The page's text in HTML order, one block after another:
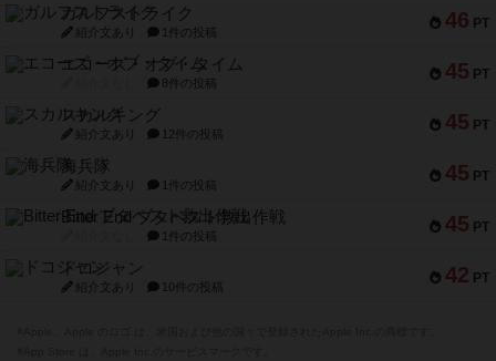
46 PT
ガルフストライク
紹介文あり 1件の投稿
45 PT
エコーズ・オブ・タイム
8件の投稿
45 PT
スカルキング
紹介文あり 12件の投稿
45 PT
海兵隊
紹介文あり 1件の投稿
45 PT
Bitter End ブタペスト救出作戦
1件の投稿
42 PT
ドコジャン
紹介文あり 10件の投稿